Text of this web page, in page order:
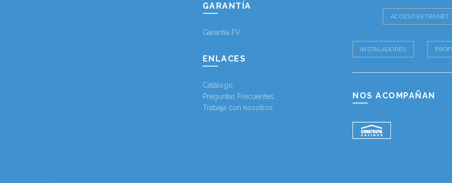
GARANTÍA
Garantía FV
ENLACES
Catálogo
Preguntas Frecuentes
Trabaja con nosotros
ACCESO EXTRANET
INSTALADORES
NOS ACOMPAÑAN